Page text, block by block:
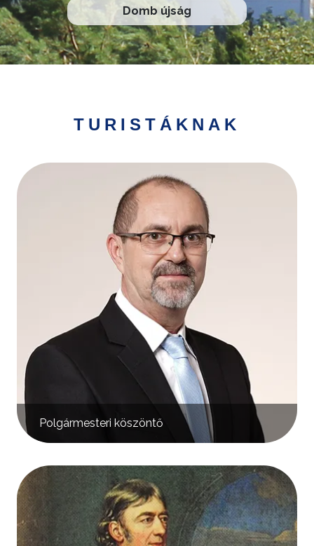
Domb újság
TURISTÁKNAK
Polgármesteri köszöntő
Kép
Kép